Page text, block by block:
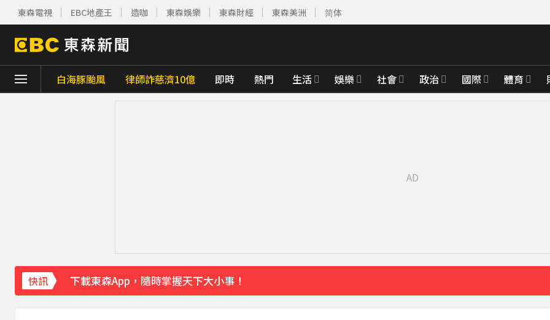
東森電視 EBC地產王 造咖 東森娛樂 東森財經 東森美洲 简体
白海豚颱風 律師詐慈濟10億 即時 熱門 生活 娛樂 社會 政治 國際 體育
快訊
下載東森App，隨時掌握天下大小事！
「白海豚」逼近！最新暴風圈侵襲率曝 一縣市達59％
32分鐘前